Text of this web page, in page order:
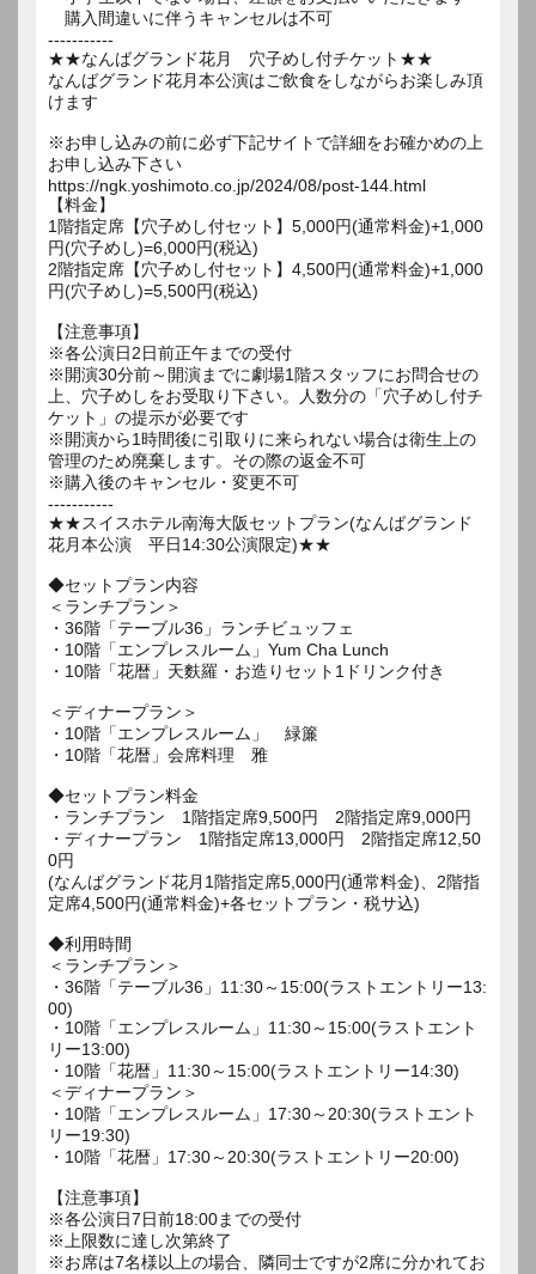
購入間違いに伴うキャンセルは不可
-----------
★★なんばグランド花月 穴子めし付チケット★★
なんばグランド花月本公演はご飲食をしながらお楽しみ頂
けます
※お申し込みの前に必ず下記サイトで詳細をお確かめの上
お申し込み下さい
https://ngk.yoshimoto.co.jp/2024/08/post-144.html
【料金】
1階指定席【穴子めし付セット】5,000円(通常料金)+1,000
円(穴子めし)=6,000円(税込)
2階指定席【穴子めし付セット】4,500円(通常料金)+1,000
円(穴子めし)=5,500円(税込)
【注意事項】
※各公演日2日前正午までの受付
※開演30分前～開演までに劇場1階スタッフにお問合せの
上、穴子めしをお受取り下さい。人数分の「穴子めし付チ
ケット」の提示が必要です
※開演から1時間後に引取りに来られない場合は衛生上の
管理のため廃棄します。その際の返金不可
※購入後のキャンセル・変更不可
-----------
★★スイスホテル南海大阪セットプラン(なんばグランド
花月本公演 平日14:30公演限定)★★
◆セットプラン内容
＜ランチプラン＞
・36階「テーブル36」ランチビュッフェ
・10階「エンプレスルーム」Yum Cha Lunch
・10階「花暦」天麩羅・お造りセット1ドリンク付き
＜ディナープラン＞
・10階「エンプレスルーム」 緑簾
・10階「花暦」会席料理 雅
◆セットプラン料金
・ランチプラン 1階指定席9,500円 2階指定席9,000円
・ディナープラン 1階指定席13,000円 2階指定席12,50
0円
(なんばグランド花月1階指定席5,000円(通常料金)、2階指
定席4,500円(通常料金)+各セットプラン・税サ込)
◆利用時間
＜ランチプラン＞
・36階「テーブル36」11:30～15:00(ラストエントリー13:
00)
・10階「エンプレスルーム」11:30～15:00(ラストエント
リー13:00)
・10階「花暦」11:30～15:00(ラストエントリー14:30)
＜ディナープラン＞
・10階「エンプレスルーム」17:30～20:30(ラストエント
リー19:30)
・10階「花暦」17:30～20:30(ラストエントリー20:00)
【注意事項】
※各公演日7日前18:00までの受付
※上限数に達し次第終了
※お席は7名様以上の場合、隣同士ですが2席に分かれてお